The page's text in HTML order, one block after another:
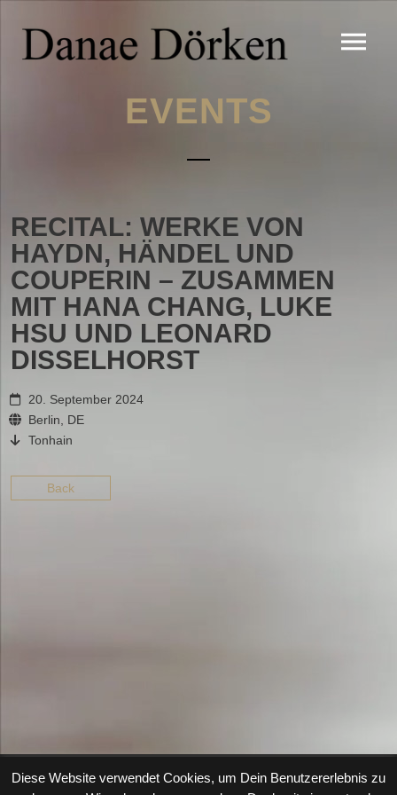
EVENTS
RECITAL: WERKE VON
HAYDN, HÄNDEL UND
COUPERIN – ZUSAMMEN
MIT HANA CHANG, LUKE
HSU UND LEONARD
DISSELHORST
20. September 2024
Berlin, DE
Tonhain
Back
Diese Website verwendet Cookies, um Dein Benutzererlebnis zu